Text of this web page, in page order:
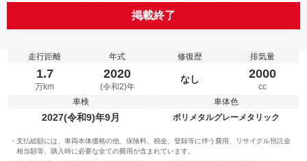
掲載終了
走行距離
1.7
万km
年式
2020
(令和2)年
修復歴
なし
排気量
2000
cc
車検
2027(令和9)年9月
車体色
ポリメタルグレーメタリック
支払総額には、車両本体価格の他、保険料、税金、登録等に伴う費用、リサイクル預託金
相当額等、購入時に必要な全ての費用が含まれています。